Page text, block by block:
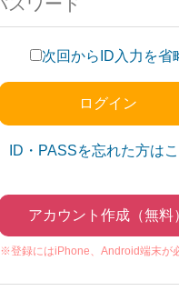
次回からID入力を省
ID・PASSを忘れた方は
アカウント作成（無料
※登録にはiPhone、Android端末が